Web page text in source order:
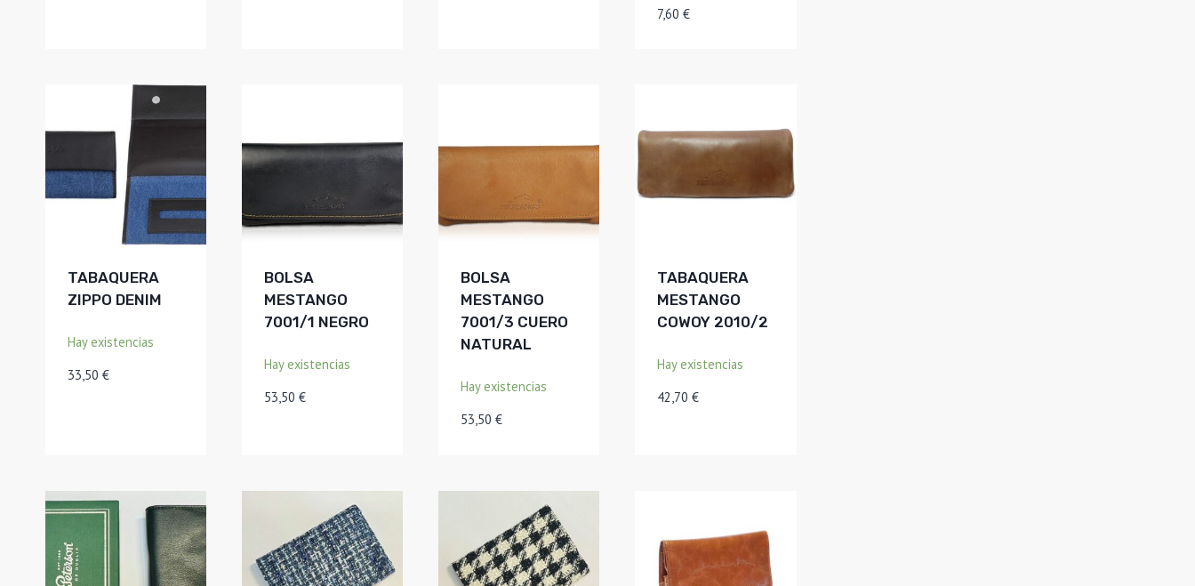
7,60 €
TABAQUERA
ZIPPO DENIM
Hay existencias
33,50 €
BOLSA
MESTANGO
7001/1 NEGRO
Hay existencias
53,50 €
BOLSA
MESTANGO
7001/3 CUERO
NATURAL
Hay existencias
53,50 €
TABAQUERA
MESTANGO
COWOY 2010/2
Hay existencias
42,70 €